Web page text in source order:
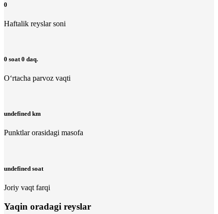
0
Haftalik reyslar soni
0 soat 0 daq.
O‘rtacha parvoz vaqti
undefined km
Punktlar orasidagi masofa
undefined soat
Joriy vaqt farqi
Yaqin oradagi reyslar